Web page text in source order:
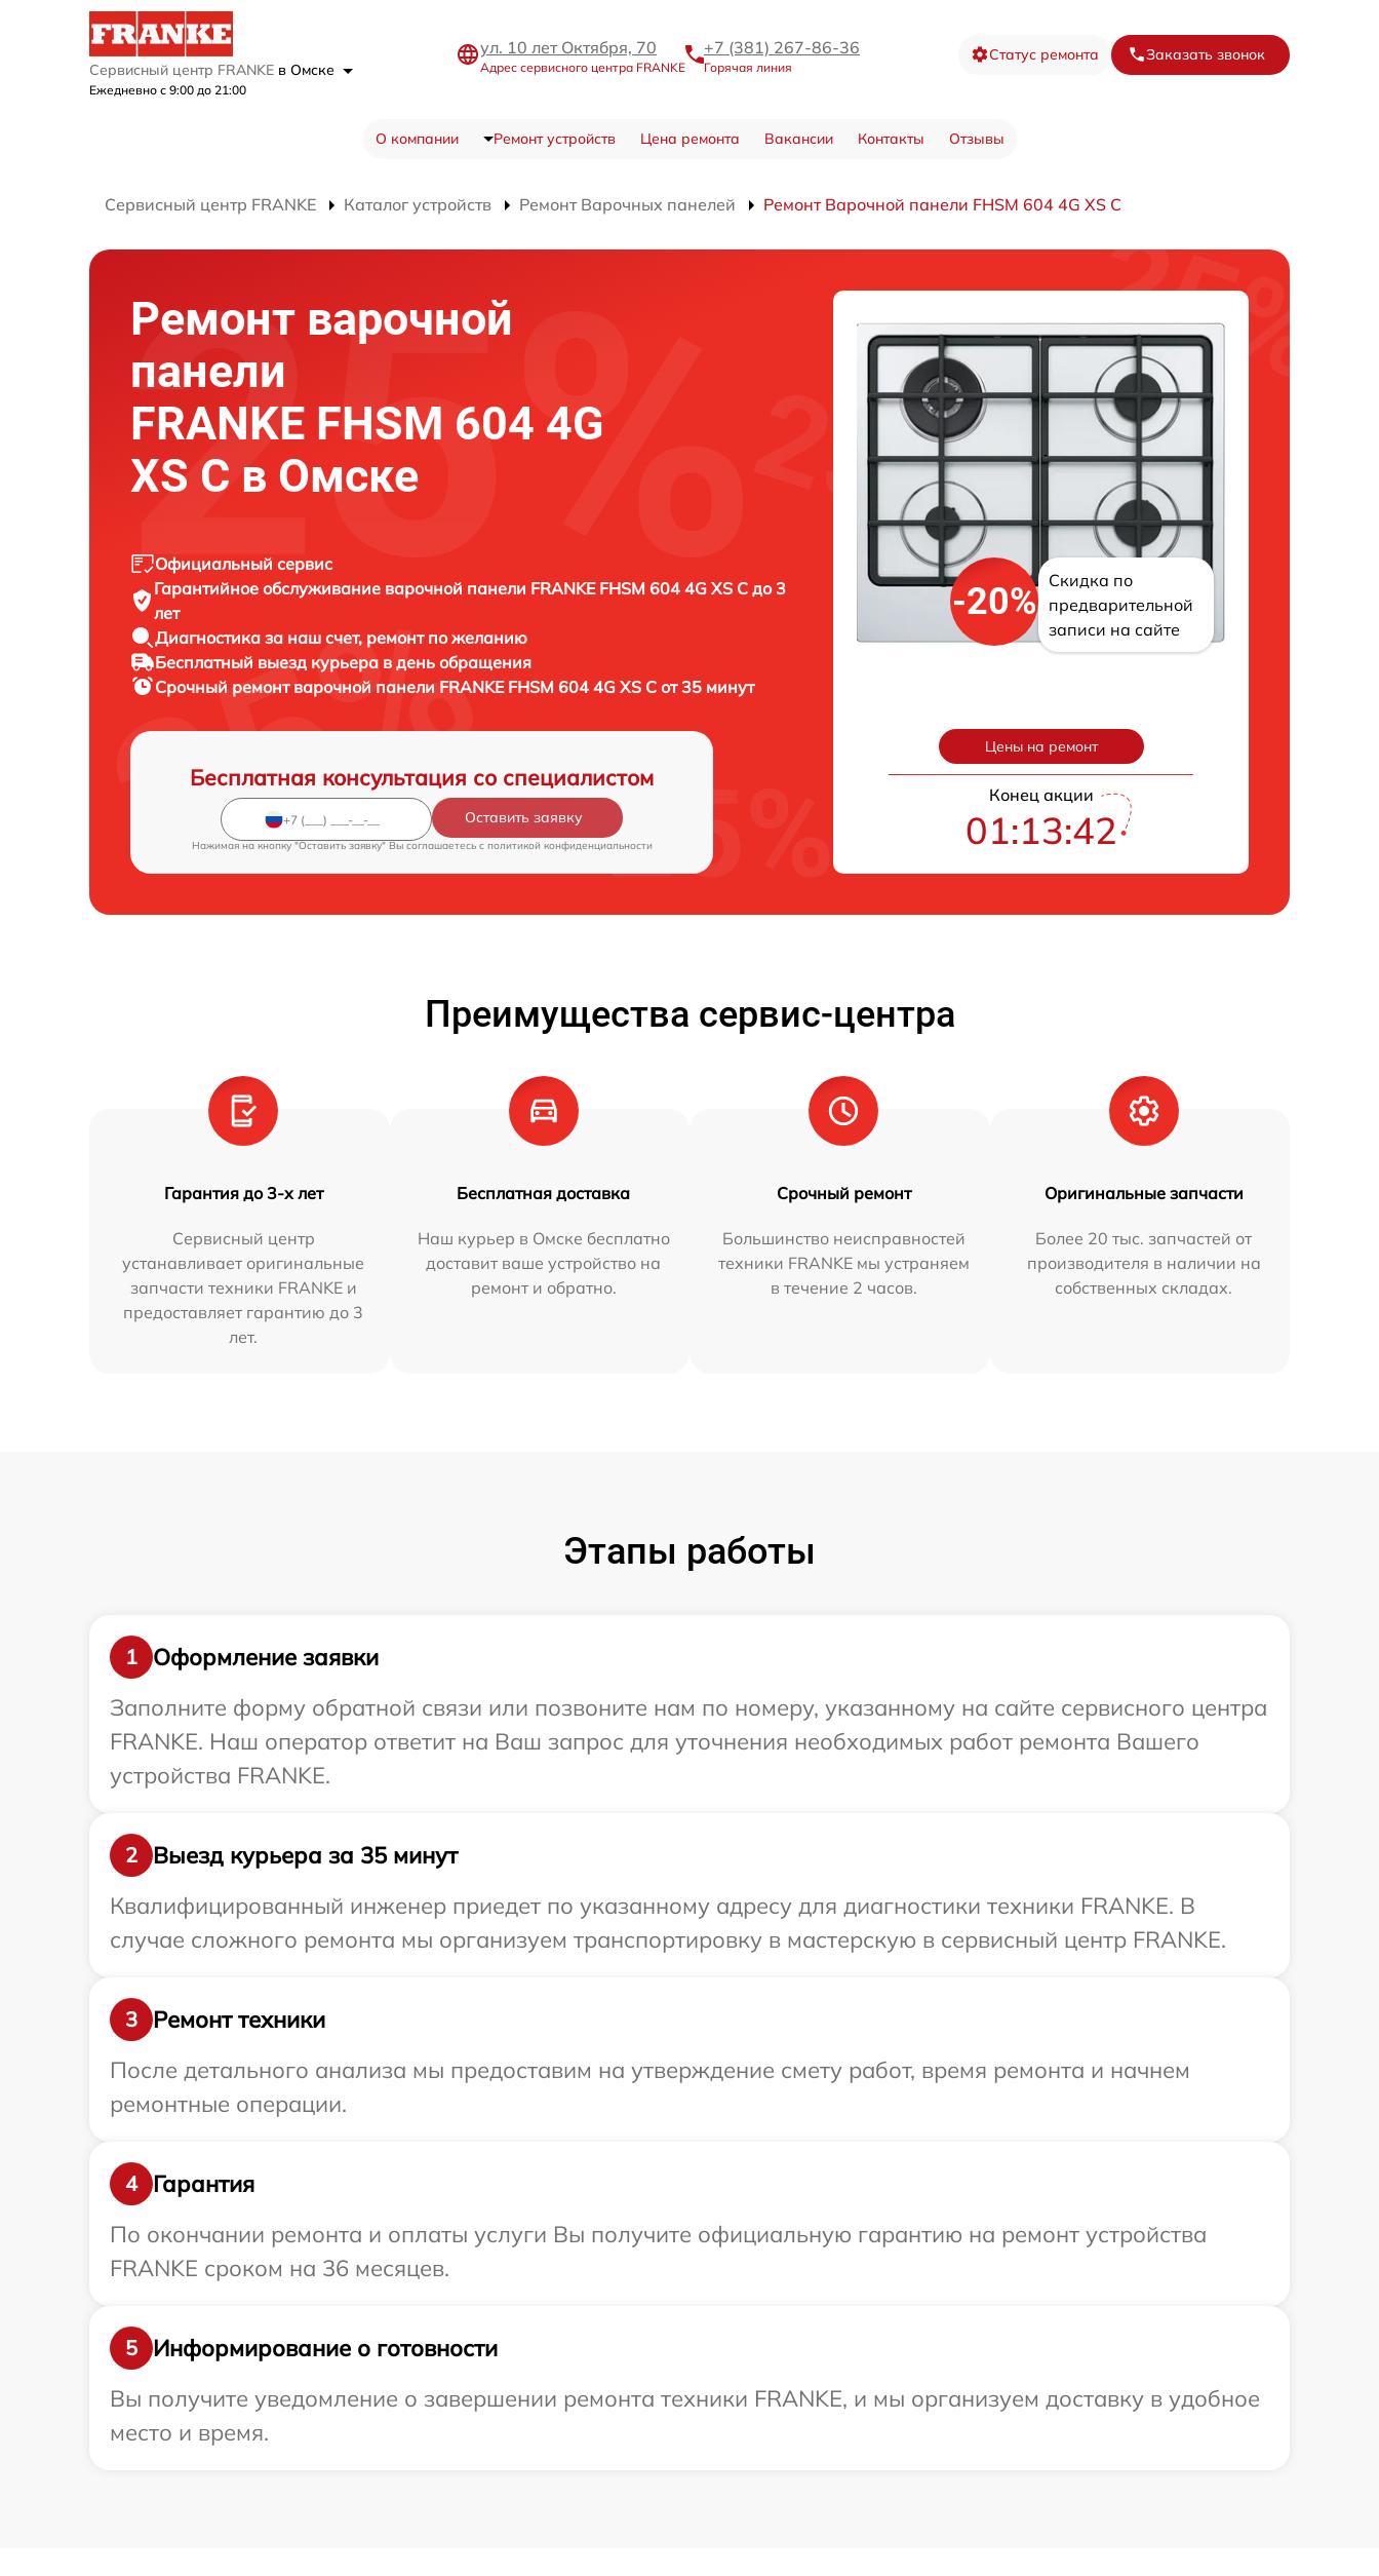
Сервисный центр FRANKE в Омске
Ежедневно с 9:00 до 21:00
ул. 10 лет Октября, 70
Адрес сервисного центра FRANKE
+7 (381) 267-86-36
Горячая линия
Статус ремонта Заказать звонок
О компании Ремонт устройств Цена ремонта Вакансии Контакты Отзывы
Сервисный центр FRANKE Каталог устройств Ремонт Варочных панелей Ремонт Варочной панели FHSM 604 4G XS C
Ремонт варочной
панели
FRANKE FHSM 604 4G
XS C в Омске
Официальный сервис
Гарантийное обслуживание варочной панели FRANKE FHSM 604 4G XS C до 3
лет
Диагностика за наш счет, ремонт по желанию
Бесплатный выезд курьера в день обращения
Срочный ремонт варочной панели FRANKE FHSM 604 4G XS C от 35 минут
Бесплатная консультация со специалистом
Оставить заявку
Нажимая на кнопку "Оставить заявку" Вы соглашаетесь c политикой конфиденциальности
-20%
Скидка по
предварительной
записи на сайте
Цены на ремонт
Конец акции
01:13:42
Преимущества сервис-центра
Гарантия до 3-х лет
Сервисный центр
устанавливает оригинальные
запчасти техники FRANKE и
предоставляет гарантию до 3
лет.
Бесплатная доставка
Наш курьер в Омске бесплатно
доставит ваше устройство на
ремонт и обратно.
Срочный ремонт
Большинство неисправностей
техники FRANKE мы устраняем
в течение 2 часов.
Оригинальные запчасти
Более 20 тыс. запчастей от
производителя в наличии на
собственных складах.
Этапы работы
1
Оформление заявки
Заполните форму обратной связи или позвоните нам по номеру, указанному на сайте сервисного центра
FRANKE. Наш оператор ответит на Ваш запрос для уточнения необходимых работ ремонта Вашего
устройства FRANKE.
2
Выезд курьера за 35 минут
Квалифицированный инженер приедет по указанному адресу для диагностики техники FRANKE. В
случае сложного ремонта мы организуем транспортировку в мастерскую в сервисный центр FRANKE.
3
Ремонт техники
После детального анализа мы предоставим на утверждение смету работ, время ремонта и начнем
ремонтные операции.
4
Гарантия
По окончании ремонта и оплаты услуги Вы получите официальную гарантию на ремонт устройства
FRANKE сроком на 36 месяцев.
5
Информирование о готовности
Вы получите уведомление о завершении ремонта техники FRANKE, и мы организуем доставку в удобное
место и время.